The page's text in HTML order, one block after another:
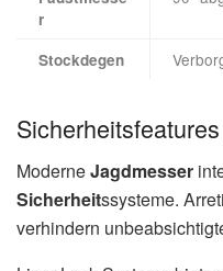
r
Stockdegen
ModerneJagdmesser
Sicherheitssysteme.
verhindern